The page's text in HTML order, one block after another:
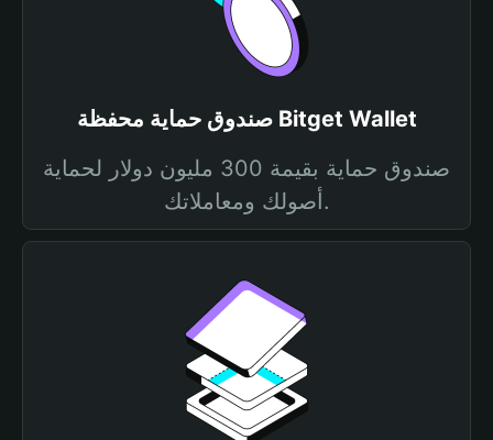
صندوق حماية محفظة Bitget Wallet
صندوق حماية بقيمة 300 مليون دولار لحماية
أصولك ومعاملاتك.